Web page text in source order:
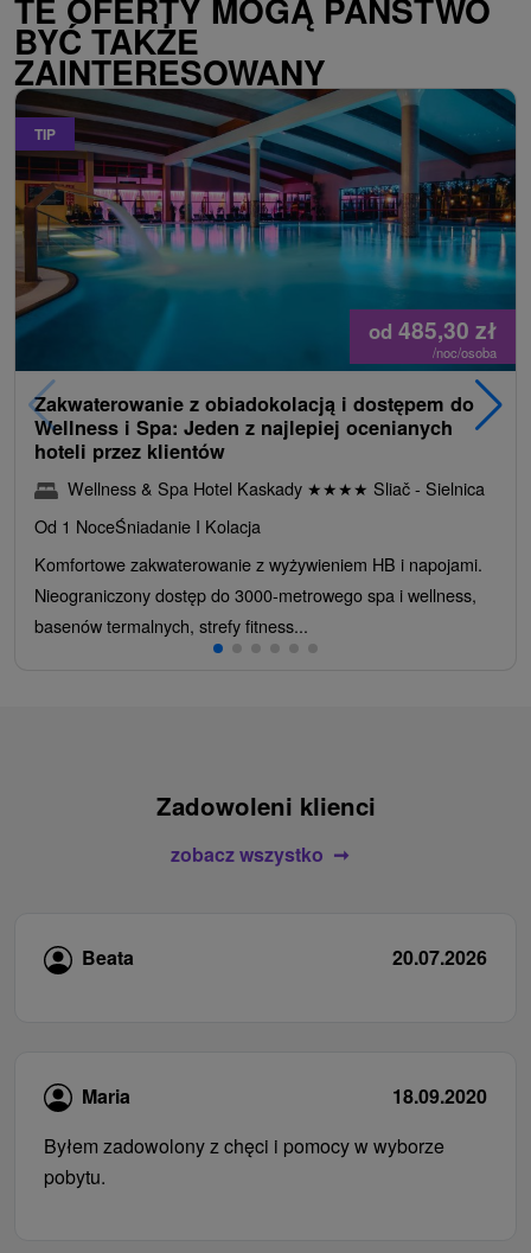
TE OFERTY MOGĄ PAŃSTWO
BYĆ TAKŻE
ZAINTERESOWANY
TIP
od 485,30 zł
/noc/osoba
Zakwaterowanie z obiadokolacją i dostępem do
Wellness i Spa: Jeden z najlepiej ocenianych
hoteli przez klientów
Wellness & Spa Hotel Kaskady ★★★★ Sliač - Sielnica
Od 1 NoceŚniadanie I Kolacja
Komfortowe zakwaterowanie z wyżywieniem HB i napojami.
Nieograniczony dostęp do 3000-metrowego spa i wellness,
basenów termalnych, strefy fitness...
Zadowoleni klienci
zobacz wszystko
Beata 20.07.2026
Maria
18.09.2020
Byłem zadowolony z chęci i pomocy w wyborze
pobytu.